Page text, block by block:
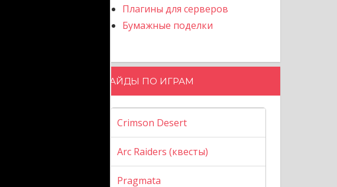
Плагины для серверов
Бумажные поделки
ГАЙДЫ ПО ИГРАМ
Crimson Desert
Arc Raiders (квесты)
Pragmata